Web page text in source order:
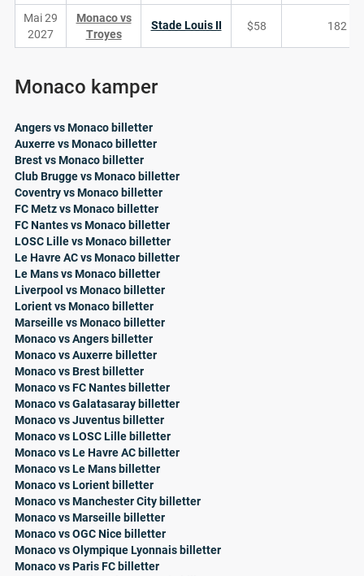
Mai 29
2027
Monaco vs
Troyes
Stade Louis II $58 182
Monaco kamper
Angers vs Monaco billetter
Auxerre vs Monaco billetter
Brest vs Monaco billetter
Club Brugge vs Monaco billetter
Coventry vs Monaco billetter
FC Metz vs Monaco billetter
FC Nantes vs Monaco billetter
LOSC Lille vs Monaco billetter
Le Havre AC vs Monaco billetter
Le Mans vs Monaco billetter
Liverpool vs Monaco billetter
Lorient vs Monaco billetter
Marseille vs Monaco billetter
Monaco vs Angers billetter
Monaco vs Auxerre billetter
Monaco vs Brest billetter
Monaco vs FC Nantes billetter
Monaco vs Galatasaray billetter
Monaco vs Juventus billetter
Monaco vs LOSC Lille billetter
Monaco vs Le Havre AC billetter
Monaco vs Le Mans billetter
Monaco vs Lorient billetter
Monaco vs Manchester City billetter
Monaco vs Marseille billetter
Monaco vs OGC Nice billetter
Monaco vs Olympique Lyonnais billetter
Monaco vs Paris FC billetter